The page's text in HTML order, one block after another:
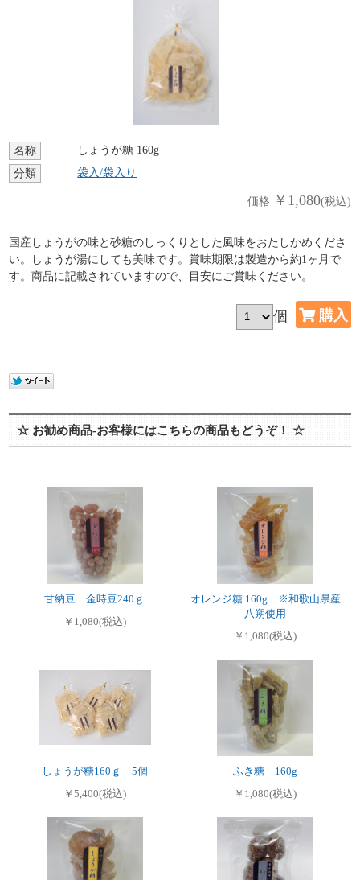
名称
しょうが糖 160g
分類
袋入/袋入り
価格 ￥1,080(税込)
国産しょうがの味と砂糖のしっくりとした風味をおたしかめくださ
い。しょうが湯にしても美味です。賞味期限は製造から約1ヶ月で
す。商品に記載されていますので、目安にご賞味ください。
個
☆ お勧め商品-お客様にはこちらの商品もどうぞ！ ☆
甘納豆 金時豆240ｇ
￥1,080(税込)
オレンジ糖 160g ※和歌山県産
八朔使用
￥1,080(税込)
しょうが糖160ｇ 5個
￥5,400(税込)
ふき糖 160g
￥1,080(税込)